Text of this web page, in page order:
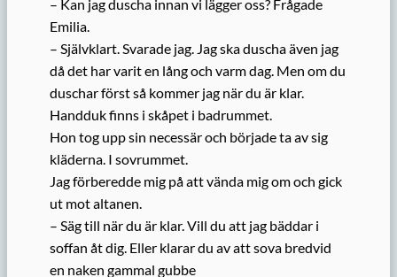
– Kan jag duscha innan vi lägger oss? Frågade
Emilia.
– Självklart. Svarade jag. Jag ska duscha även jag
då det har varit en lång och varm dag. Men om du
duschar först så kommer jag när du är klar.
Handduk finns i skåpet i badrummet.
Hon tog upp sin necessär och började ta av sig
kläderna. I sovrummet.
Jag förberedde mig på att vända mig om och gick
ut mot altanen.
– Säg till när du är klar. Vill du att jag bäddar i
soffan åt dig. Eller klarar du av att sova bredvid
en naken gammal gubbe